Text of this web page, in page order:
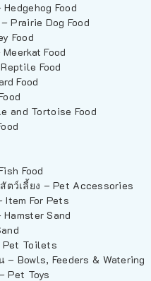
Food
Prairie Dog Food
Food
Food
Food
Food
and Tortoise Food
Food
ว์เลี้ยง – Pet Accessories
Item For Pets
Sand
Pet Toilets
– Bowls, Feeders & Watering
Pet Toys